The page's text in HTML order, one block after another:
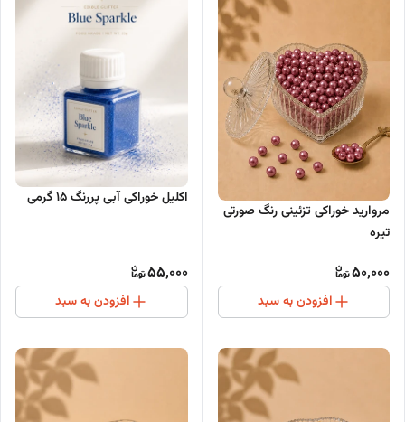
مروارید خوراکی تزئینی رنگ صورتی
تیره
50,000
افزودن به سبد
اکلیل خوراکی آبی پررنگ 15 گرمی
55,000
افزودن به سبد